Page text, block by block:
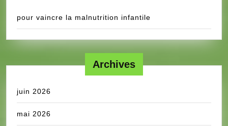
pour vaincre la malnutrition infantile
Archives
juin 2026
mai 2026